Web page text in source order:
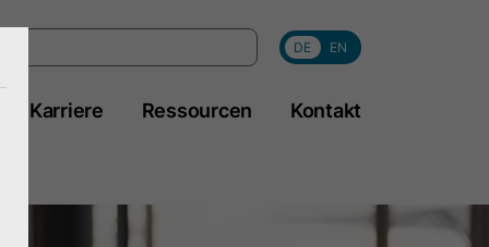
DE EN
Karriere Ressourcen Kontakt